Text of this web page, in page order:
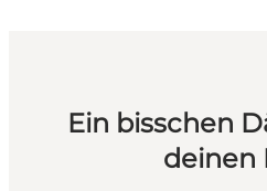
Ein bisschen
deinen